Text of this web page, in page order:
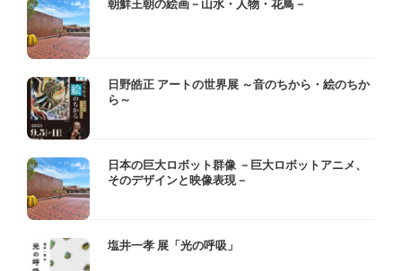
朝鮮王朝の絵画－山水・人物・花鳥－
日野皓正 アートの世界展 ～音のちから・絵のちか
ら～
日本の巨大ロボット群像 －巨大ロボットアニメ、
そのデザインと映像表現－
塩井一孝 展「光の呼吸」